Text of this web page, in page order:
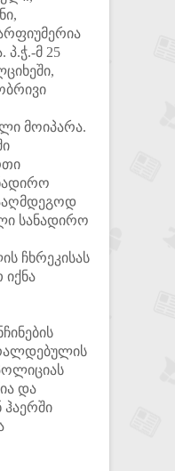
პ.ჭ.-მ 25
მოიპარა.
სანადირო
ჩხრეკისას
იქნა
და